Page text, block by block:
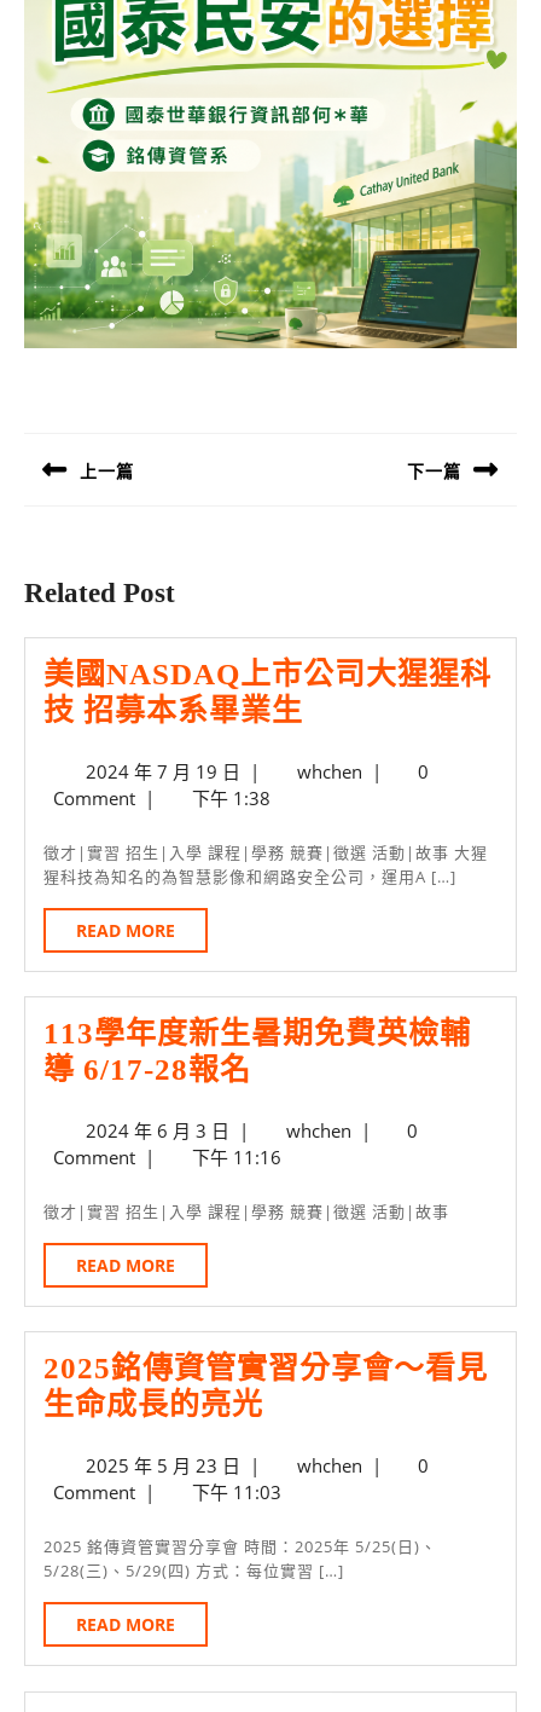
導
上一篇 下一篇
Related Post
美國NASDAQ上市公司大猩猩科
技 招募本系畢業生
NASDAQ
市
公
大
猩
猩
招
本
業
生
2024 年 7 月 19 日 2024
年
月
19
| whchenwhchen
|
0
Comment | 下午 1:38
徵才|實習 招生|入學 課程|學務 競賽|徵選 活動|故事 大猩
猩科技為知名的為智慧影像和網路安全公司，運用A […]
READ MORE
MORE
113學年度新生暑期免費英檢輔
導 6/17-28報名
新
免
費
檢
輔
導
6/17-
名
2024 年 6 月 3 日 2024
年
月
| whchenwhchen
|
0
Comment | 下午 11:16
徵才|實習 招生|入學 課程|學務 競賽|徵選 活動|故事
READ MORE
MORE
2025銘傳資管實習分享會～看見
生命成長的亮光
管
實
分
享
2025 年 5 月 23 日 2025
年
月
23
| whchenwhchen
|
0
Comment | 下午 11:03
2025 銘傳資管實習分享會 時間：2025年 5/25(日)、
5/28(三)、5/29(四) 方式：每位實習 […]
READ MORE
MORE